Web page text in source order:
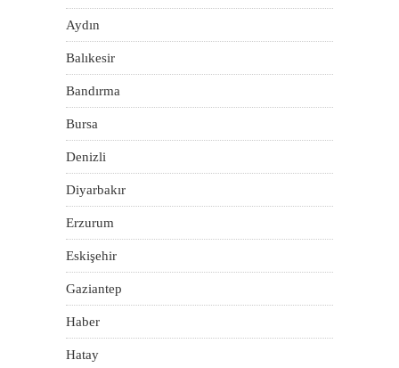
Aydın
Balıkesir
Bandırma
Bursa
Denizli
Diyarbakır
Erzurum
Eskişehir
Gaziantep
Haber
Hatay